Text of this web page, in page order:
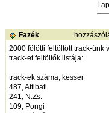
Fazék
2000 fölötti feltöltött track-ünk
track-et feltöltők listája:
track-ek száma, kesser
487, Attibati
241, N.Zs.
109, Pongi